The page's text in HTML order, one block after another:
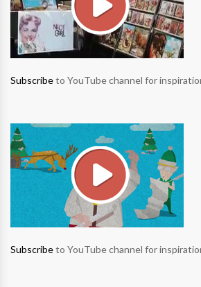
Subscribeto YouTube channel for
Subscribeto YouTube channel for